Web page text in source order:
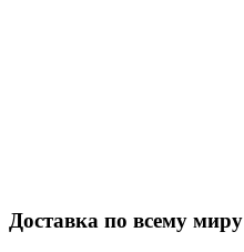
Доставка по всему миру